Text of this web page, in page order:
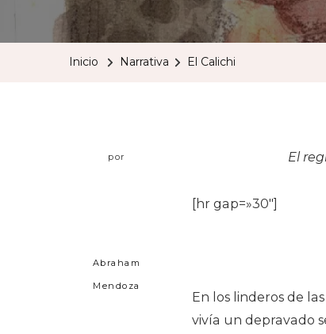
Inicio Narrativa El Calichi
por
Abraham
Mendoza
El
[hr gap=»30″]
En los linderos de
vivía un depravado